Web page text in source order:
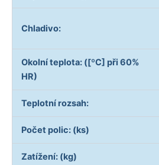
Chladivo:
Okolní teplota: ([ºC] při 60%
HR)
Teplotní rozsah:
Počet polic: (ks)
Zatížení: (kg)